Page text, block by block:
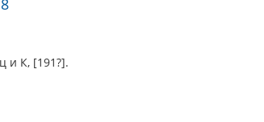
и К, [191?].